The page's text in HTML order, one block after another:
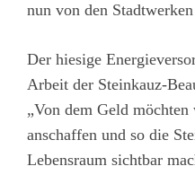
nun von den
Der hiesige
Arbeit der Steinkauz-
„Von dem Geld
anschaffen und so die
Lebensraum sichtbar